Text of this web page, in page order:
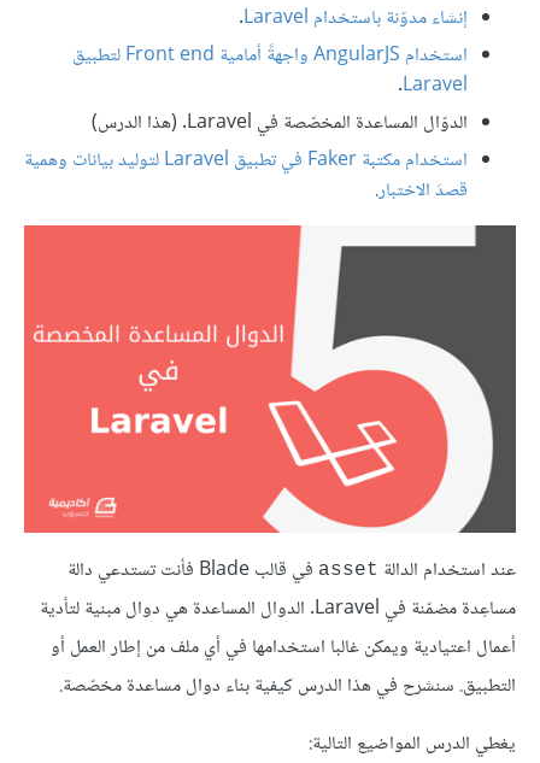
إنشاء مدوّنة باستخدام Laravel
.
استخدام AngularJS واجهةً أمامية Front end لتطبيق
Laravel
.
الدوّال المساعدة المخصّصة في Laravel.
(هذا الدرس)
استخدام مكتبة Faker في تطبيق Laravel لتوليد بيانات وهمية
قصدَ الاختبار.
عند استخدام الدالة asset
في قالب Blade فأنت تستدعي دالة
مساعِدة مضمّنة في Laravel. الدوال المساعدة هي دوال مبنية لتأدية
أعمال اعتيادية ويمكن غالبا استخدامها في أي ملف من إطار العمل أو
التطبيق. سنشرح في هذا الدرس كيفية بناء دوال مساعدة مخصّصة.
يغطي الدرس المواضيع التالية: